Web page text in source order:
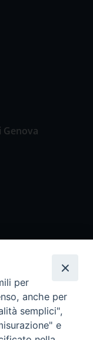
Genova
per
anche per
semplici",
e